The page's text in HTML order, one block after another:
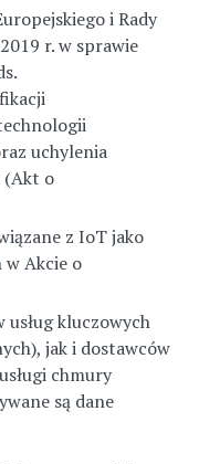
i Rady
r. w sprawie
uchylenia
(Akt o
z IoT jako
w Akcie o
kluczowych
jak i dostawców
chmury
są dane